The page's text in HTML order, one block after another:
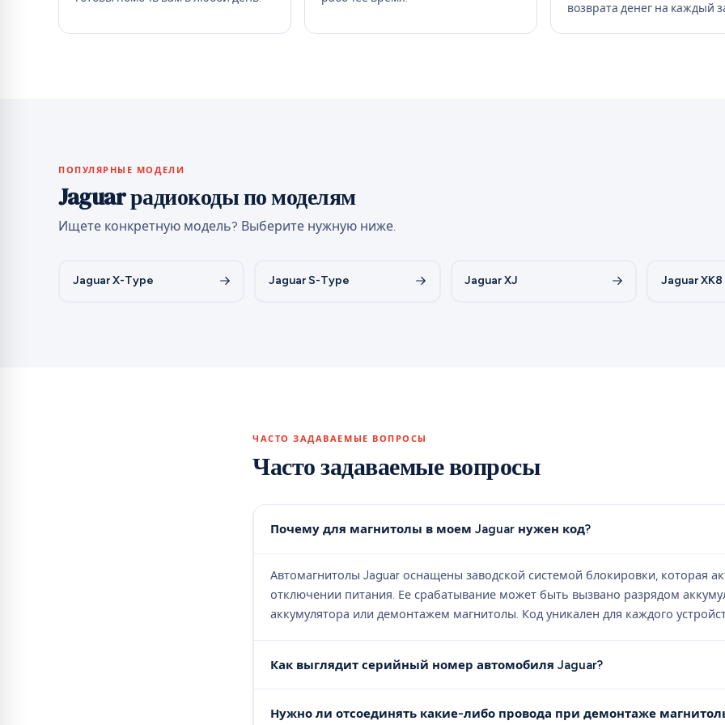
возврата денег на каждый
ПОПУЛЯРНЫЕ МОДЕЛИ
Jaguar радиокоды по моделям
Ищете конкретную модель? Выберите нужную ниже.
Jaguar X-Type Jaguar S-Type Jaguar XJ Jaguar XK8
ЧАСТО ЗАДАВАЕМЫЕ ВОПРОСЫ
Часто задаваемые вопросы
Почему для магнитолы в моем Jaguar нужен код?
Автомагнитолы Jaguar оснащены заводской системой блокировки, которая
отключении питания. Ее срабатывание может быть вызвано разрядом
аккумулятора или демонтажем магнитолы. Код уникален для каждого
Как выглядит серийный номер автомобиля Jaguar?
Нужно ли отсоединять какие-либо провода при демонтаже